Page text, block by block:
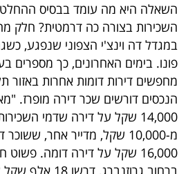
דרושים
ניוזלטרים
מייל
אדום
השאלה היא מה עומד בבסיס
השכירות בצורה כה דרמטית? חלק
במגדל דה וינצ'י הצפוני שנפגע,
פונו. בימים האחרונים, כך מספרים
מחפשים דירות דומות אחרות באזור
הנכסים דורשים שכר דירה מופרז.
14,000 שקל על דירה שדמי
16,000 שקל על דירה דומה.